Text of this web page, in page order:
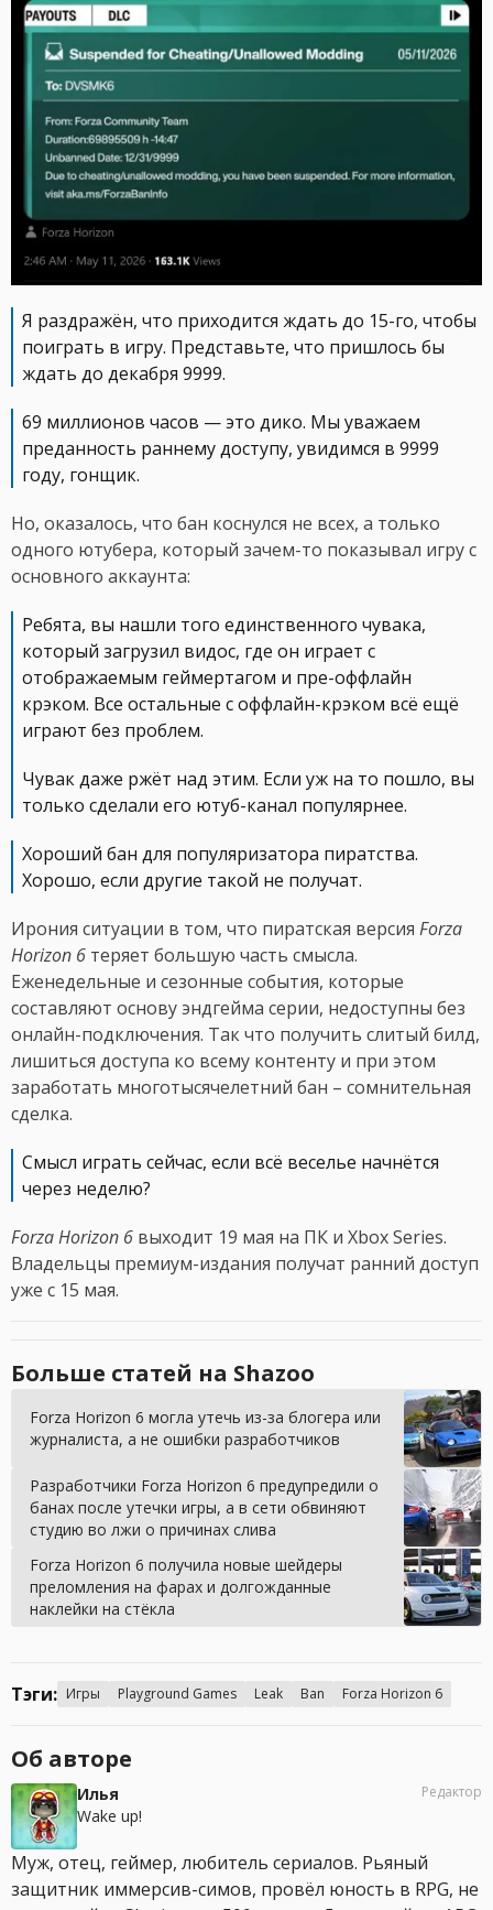
Я раздражён, что приходится ждать до 15-го, чтобы
поиграть в игру. Представьте, что пришлось бы
ждать до декабря 9999.
69 миллионов часов — это дико. Мы уважаем
преданность раннему доступу, увидимся в 9999
году, гонщик.
Но, оказалось, что бан коснулся не всех, а только
одного ютубера, который зачем-то показывал игру с
основного аккаунта:
Ребята, вы нашли того единственного чувака,
который загрузил видос, где он играет с
отображаемым геймертагом и пре-оффлайн
крэком. Все остальные с оффлайн-крэком всё ещё
играют без проблем.
Чувак даже ржёт над этим. Если уж на то пошло, вы
только сделали его ютуб-канал популярнее.
Хороший бан для популяризатора пиратства.
Хорошо, если другие такой не получат.
Ирония ситуации в том, что пиратская версия Forza
Horizon 6 теряет большую часть смысла.
Еженедельные и сезонные события, которые
составляют основу эндгейма серии, недоступны без
онлайн-подключения. Так что получить слитый билд,
лишиться доступа ко всему контенту и при этом
заработать многотысячелетний бан – сомнительная
сделка.
Смысл играть сейчас, если всё веселье начнётся
через неделю?
Forza Horizon 6 выходит 19 мая на ПК и Xbox Series.
Владельцы премиум-издания получат ранний доступ
уже с 15 мая.
Больше статей на Shazoo
Forza Horizon 6 могла утечь из-за блогера или
журналиста, а не ошибки разработчиков
Разработчики Forza Horizon 6 предупредили о
банах после утечки игры, а в сети обвиняют
студию во лжи о причинах слива
Forza Horizon 6 получила новые шейдеры
преломления на фарах и долгожданные
наклейки на стёкла
Тэги: Игры Playground Games Leak Ban Forza Horizon 6
Об авторе
Илья
Wake up!
Редактор
Муж, отец, геймер, любитель сериалов. Рьяный
защитник иммерсив-симов, провёл юность в RPG, не